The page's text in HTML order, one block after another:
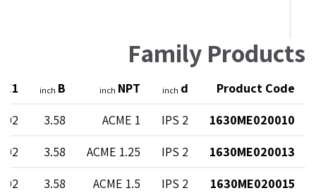
Family Products
Product Code
d
inch
NPT
inch
B
inch
E1
1630ME020010
2 IPS
1 ACME
3.58
1630ME020013
2 IPS
1.25 ACME
3.58
1630ME020015
2 IPS
1.5 ACME
3.58